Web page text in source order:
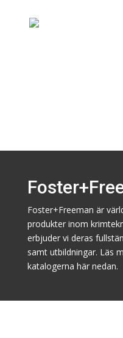
Foster+Freeman är
produkter inom
erbjuder vi deras
samt utbildningar. Läs
katalogerna här nedan.